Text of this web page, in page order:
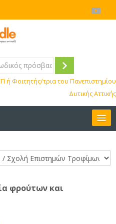
Σύνδεση
ή Φοιτητής/τρια του Πανεπιστημίου
Δυτικής Αττικής
φρούτων και